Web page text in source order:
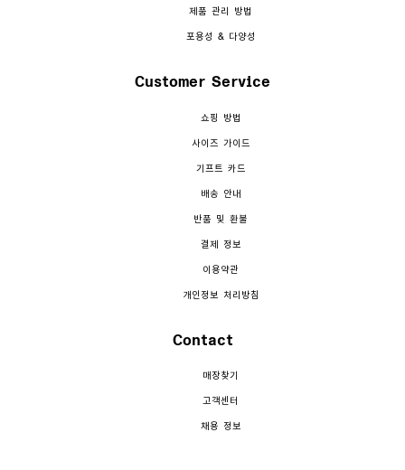
제품 관리 방법
포용성 & 다양성
Customer Service
쇼핑 방법
사이즈 가이드
기프트 카드
배송 안내
반품 및 환불
결제 정보
이용약관
개인정보 처리방침
Contact
매장찾기
고객센터
채용 정보